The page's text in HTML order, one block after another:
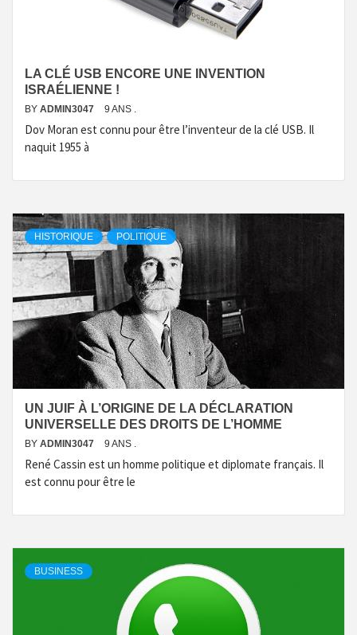
LA CLÉ USB ENCORE UNE INVENTION
ISRAÉLIENNE !
BY ADMIN3047 9 ANS .
Dov Moran est connu pour être l’inventeur de la clé USB. Il
naquit 1955 à
HISTORIQUE POLITIQUE
UN JUIF À L’ORIGINE DE LA DÉCLARATION
UNIVERSELLE DES DROITS DE L’HOMME
BY ADMIN3047 9 ANS .
René Cassin est un homme politique et diplomate français. Il
est connu pour être le
BUSINESS